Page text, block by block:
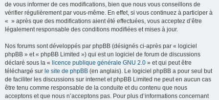
de vous informer de ces modifications, bien que nous vous conseillons de
vérifier régulièrement par vous-même. En effet, si vous continuez à participer à
« » après que des modifications aient été effectuées, vous acceptez d’être
légalement responsable des conditions modifiées et mises à jour.
Nos forums sont développés par phpBB (désignés ci-après par « logiciel
phpBB » et « phpBB Limited ») qui est un logiciel de forum de discussions
déclaré sous la « licence publique générale GNU 2.0 » et qui peut être
téléchargé sur le site de phpBB (en anglais). Le logiciel phpBB a pour seul but
de faciliter les discussions sur internet et phpBB Limited ne peut en aucun cas
être tenu comme responsable de la conduite et du contenu que nous
acceptons et que nous n’acceptons pas. Pour plus d’informations concernant